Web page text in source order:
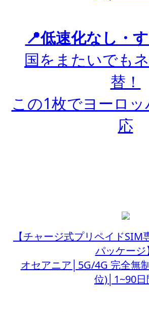
📍低速化なし・
国をまたいでも
替！
この1枚でヨーロ
応
【チャージ式プリペイド
パッケージ
オセアニア│5G/4G 完全無
位)│1~90日